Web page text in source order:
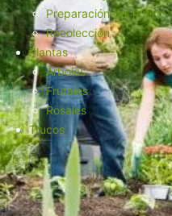
Preparación del huerto
Recolección
Plantas
Árboles
Frutales
Rosales
Trucos